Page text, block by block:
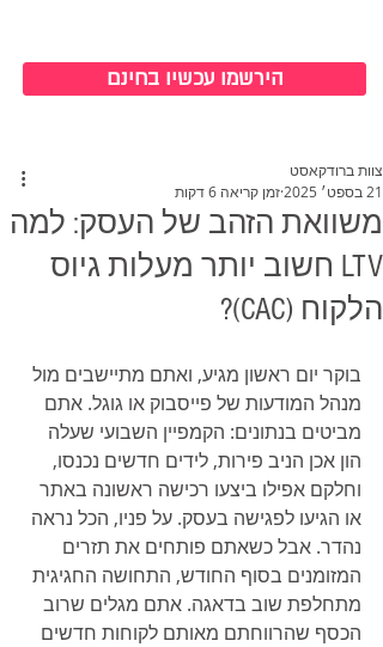
הירשמו עכשיו בחינם
משוואת הזהב של העסק: למה
LTV חשוב יותר מעלות גיוס
הלקוח (CAC)?
צוות ברודקאסט
21 בספט׳ 2025
זמן קריאה 6 דקות
בוקר יום ראשון מגיע, ואתם מתיישבים מול
מנהל המודעות של פייסבוק או גוגל. אתם
מביטים בנתונים: הקמפיין השבועי שעלה
הון אכן הניב פירות, לידים חדשים נכנסו,
וחלקם אפילו ביצעו רכישה ראשונה באתר
או הגיעו לפגישה בעסק. על פניו, הכל נראה
נהדר. אבל כשאתם פותחים את תזרים
המזומנים בסוף החודש, התחושה החגיגית
מתחלפת שוב בדאגה. אתם מגלים שרוב
הכסף שהרווחתם מאותם לקוחות חדשים